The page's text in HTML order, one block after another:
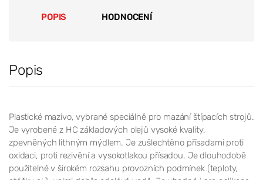
POPIS HODNOCENÍ
Popis
Plastické mazivo, vybrané speciálně pro mazání štípacích strojů.
Je vyrobené z HC základových olejů vysoké kvality,
zpevněných lithným mýdlem. Je zušlechtěno přísadami proti
oxidaci, proti rezivění a vysokotlakou přísadou. Je dlouhodobě
použitelné v širokém rozsahu provozních podmínek (teploty,